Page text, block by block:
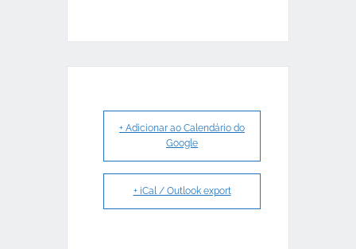
+ Adicionar ao Calendário do
Google
+ iCal / Outlook export